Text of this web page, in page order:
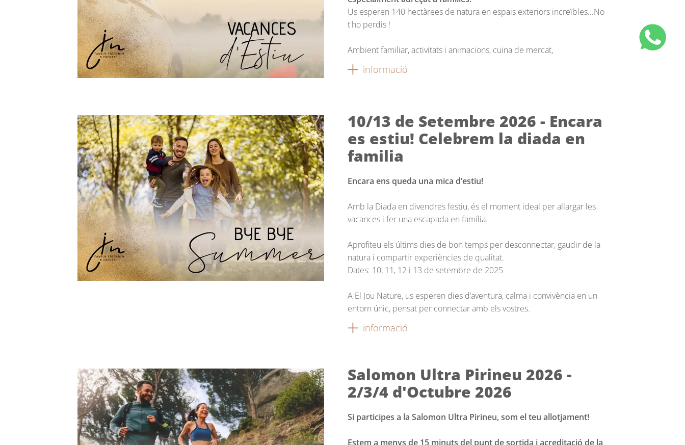
Us esperen 140 hectàrees de natura en espais exteriors increïbles...No
t'ho perdis !
Ambient familiar, activitats i animacions, cuina de mercat,
informació
10/13 de Setembre 2026 - Encara
es estiu! Celebrem la diada en
familia
Encara ens queda una mica d’estiu!
Amb la Diada en divendres festiu, és el moment ideal per allargar les
vacances i fer una escapada en família.
Aprofiteu els últims dies de bon temps per desconnectar, gaudir de la
natura i compartir experiències de qualitat.
Dates: 10, 11, 12 i 13 de setembre de 2025
A El Jou Nature, us esperen dies d’aventura, calma i convivència en un
entorn únic, pensat per connectar amb els vostres.
informació
Salomon Ultra Pirineu 2026 -
2/3/4 d'Octubre 2026
Si participes a la Salomon Ultra Pirineu, som el teu allotjament!
Estem a menys de 15 minuts del punt de sortida i acreditació de la